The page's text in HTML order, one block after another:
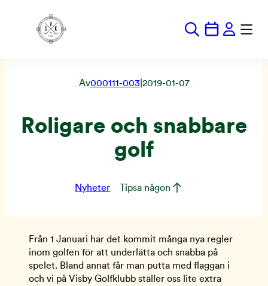
till
Av000111-003| 2019-01-07
Roligare och snabbare
golf
Nyheter Tipsa någon
Från 1 Januari har det kommit många nya regler
inom golfen för att underlätta och snabba på
spelet. Bland annat får man putta med flaggan i
och vi på Visby Golfklubb ställer oss lite extra